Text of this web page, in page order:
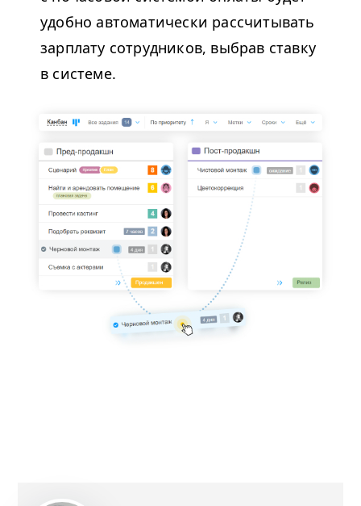
удобно автоматически рассчитывать
зарплату сотрудников, выбрав ставку
в системе.